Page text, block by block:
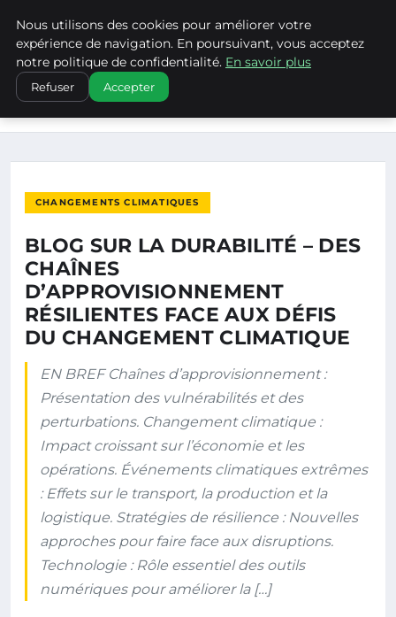
CLIMATECHANGENEBRASKA
ACCUEIL
CHANGEMENTS CLIMATIQUES
BLOG SUR LA DURABILITÉ – DES CHAÎNES
CHANGEMENTS CLIMATIQUES
BLOG SUR LA DURABILITÉ – DES
CHAÎNES
D’APPROVISIONNEMENT
RÉSILIENTES FACE AUX DÉFIS
DU CHANGEMENT CLIMATIQUE
EN BREF Chaînes d’approvisionnement :
Présentation des vulnérabilités et des
perturbations. Changement climatique :
Impact croissant sur l’économie et les
opérations. Événements climatiques extrêmes
: Effets sur le transport, la production et la
logistique. Stratégies de résilience : Nouvelles
approches pour faire face aux disruptions.
Technologie : Rôle essentiel des outils
numériques pour améliorer la […]
Nous utilisons des cookies pour améliorer votre
expérience de navigation. En poursuivant, vous acceptez
notre politique de confidentialité. En savoir plus
Refuser Accepter